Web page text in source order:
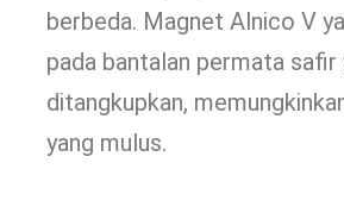
berbeda. Magnet Alnico V
pada bantalan permata safir
ditangkupkan,
yang mulus.